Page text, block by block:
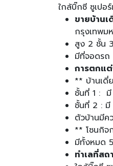
ใกล้บิ๊กซี ซูเปอ
ขายบ้าน
กรุงเทพม
สูง 2 ชั้น
มีที่จอดร
การตกแ
** บ้านเดี่
ชั้นที่ 1 : มี
ชั้นที่ 2 : มี
ตัวบ้านมีค
** โซนกิจ
มีทั้งหมด
ทำเลที่สถ